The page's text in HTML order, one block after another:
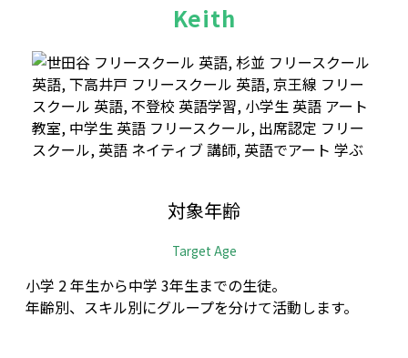
Keith
対象年齢
Target Age
小学 2 年生から中学 3年生までの生徒。
年齢別、スキル別にグループを分けて活動します。